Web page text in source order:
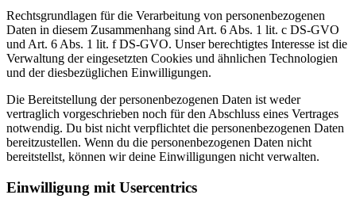
Rechtsgrundlagen für die Verarbeitung von personenbezogenen
Daten in diesem Zusammenhang sind Art. 6 Abs. 1 lit. c DS-GVO
und Art. 6 Abs. 1 lit. f DS-GVO. Unser berechtigtes Interesse ist die
Verwaltung der eingesetzten Cookies und ähnlichen Technologien
und der diesbezüglichen Einwilligungen.
Die Bereitstellung der personenbezogenen Daten ist weder
vertraglich vorgeschrieben noch für den Abschluss eines Vertrages
notwendig. Du bist nicht verpflichtet die personenbezogenen Daten
bereitzustellen. Wenn du die personenbezogenen Daten nicht
bereitstellst, können wir deine Einwilligungen nicht verwalten.
Einwilligung mit Usercentrics